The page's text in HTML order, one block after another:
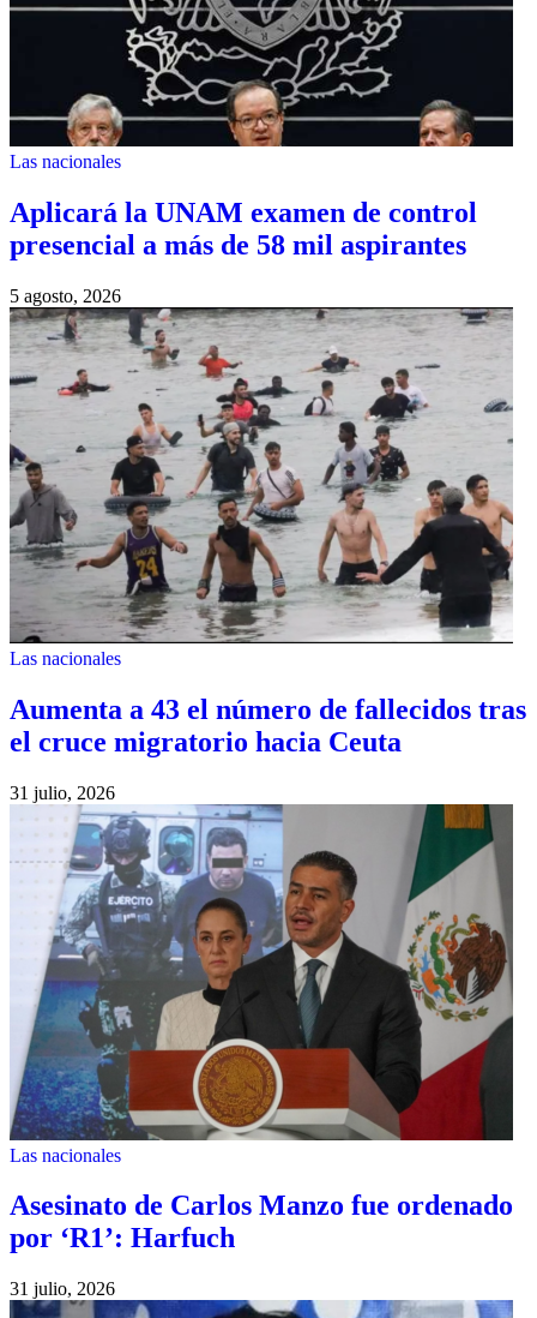
Las nacionales
Aplicará la UNAM examen de control
presencial a más de 58 mil aspirantes
5 agosto, 2026
Las nacionales
Aumenta a 43 el número de fallecidos tras
el cruce migratorio hacia Ceuta
31 julio, 2026
Las nacionales
Asesinato de Carlos Manzo fue ordenado
por ‘R1’: Harfuch
31 julio, 2026